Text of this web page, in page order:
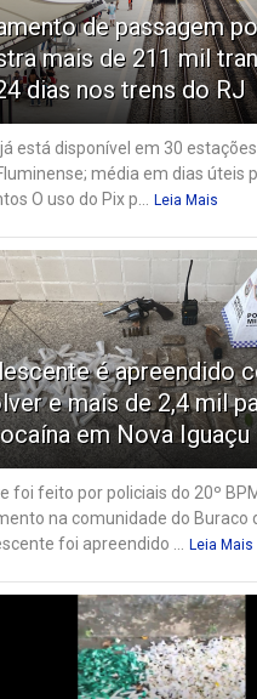
de passagem
mais de 211 mil
dias nos trens do RJ
está disponível em 30
média em dias úteis
O uso do Pix p...
Leia Mais
é apreendido
e mais de 2,4 mil
em Nova Iguaçu
foi feito por policiais do 20º
na comunidade do Buraco
foi apreendido ...
Leia Mais